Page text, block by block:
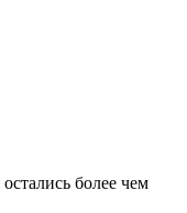
более чем